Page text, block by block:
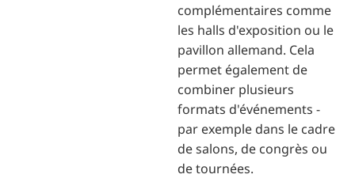
complémentaires comme
les halls d'exposition ou le
pavillon allemand. Cela
permet également de
combiner plusieurs
formats d'événements -
par exemple dans le cadre
de salons, de congrès ou
de tournées.